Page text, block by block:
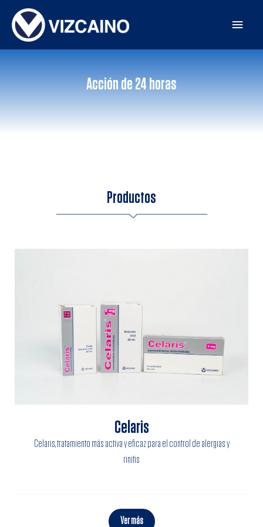
Acción de 24 horas
Productos
Celaris
Celaris, tratamiento más activa y eficaz para el control de alergias y
rinitis
Ver más